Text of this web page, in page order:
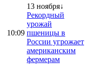
10:09
13 ноября↓
Рекордный
урожай
пшеницы в
России угрожает
американским
фермерам